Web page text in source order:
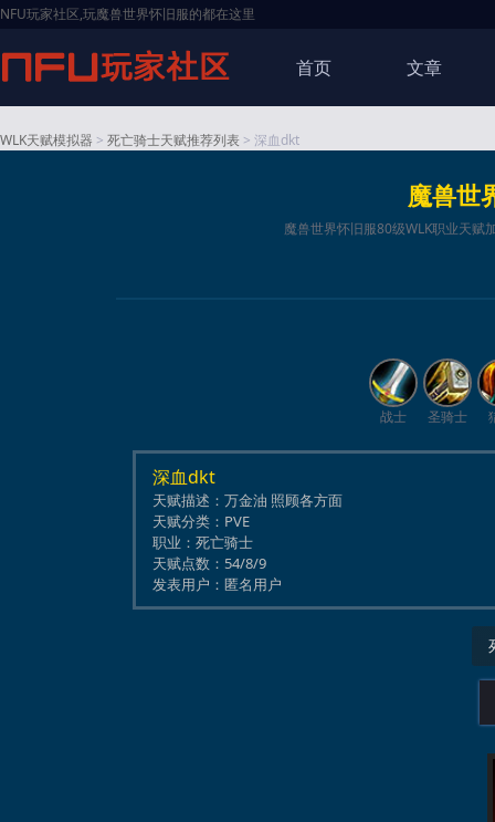
NFU玩家社区,玩魔兽世界怀旧服的都在这里
首页 文章
WLK天赋模拟器 > 死亡骑士天赋推荐列表 > 深血dkt
魔兽世
魔兽世界怀旧服80级WLK职业天赋
战士 圣骑士
深血dkt
天赋描述： 万金油 照顾各方面
天赋分类： PVE
职业： 死亡骑士
天赋点数： 54/8/9
发表用户： 匿名用户